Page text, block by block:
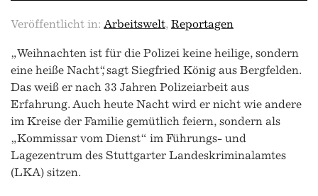
Veröffentlicht in: Arbeitswelt, Reportagen
„Weihnachten ist für die Polizei keine heilige, sondern
eine heiße Nacht“, sagt Siegfried König aus Bergfelden.
Das weiß er nach 33 Jahren Polizeiarbeit aus
Erfahrung. Auch heute Nacht wird er nicht wie andere
im Kreise der Familie gemütlich feiern, sondern als
„Kommissar vom Dienst“ im Führungs- und
Lagezentrum des Stuttgarter Landeskriminalamtes
(LKA) sitzen.